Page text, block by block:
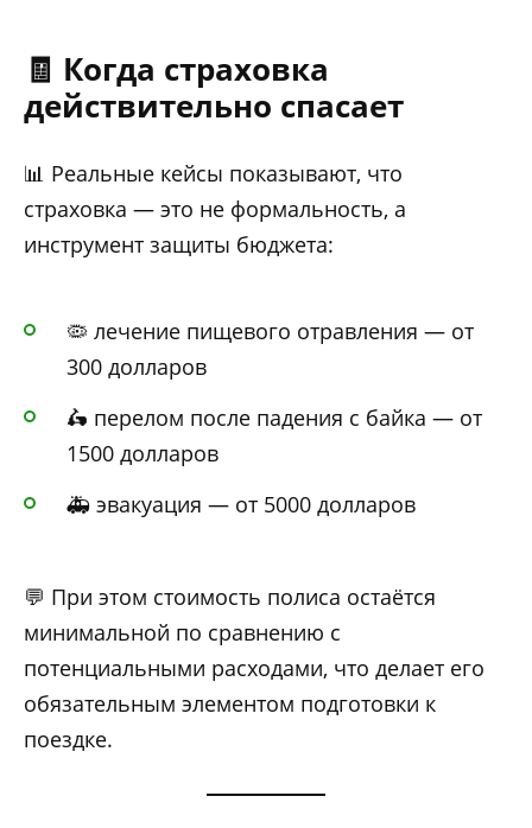
🧾 Когда страховка
действительно спасает
📊 Реальные кейсы показывают, что
страховка — это не формальность, а
инструмент защиты бюджета:
🦠 лечение пищевого отравления — от
300 долларов
🛵 перелом после падения с байка — от
1500 долларов
🚑 эвакуация — от 5000 долларов
💬 При этом стоимость полиса остаётся
минимальной по сравнению с
потенциальными расходами, что делает его
обязательным элементом подготовки к
поездке.